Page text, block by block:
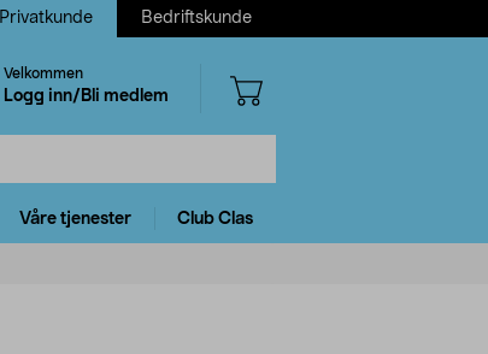
Privatkunde Bedriftskunde
Velkommen
Logg inn/Bli medlem
Våre tjenester Club Clas